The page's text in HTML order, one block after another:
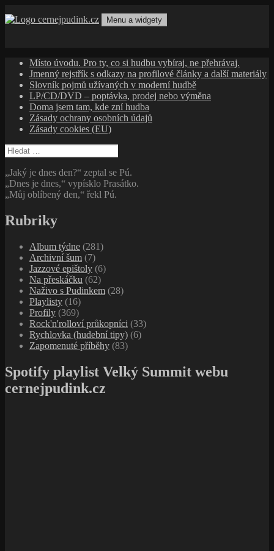
k
Menu a widgety
Místo úvodu. Pro ty, co si hudbu vybíraj, ne přehrávaj.
Jmenný rejstřík s odkazy na profilové články a další materiály
Slovník pojmů užívaných v moderní hudbě
LP/CD/DVD – poptávka, prodej nebo výměna
Doma jsem tam, kde zní hudba
Zásady ochrany osobních údajů
Zásady cookies (EU)
Vyhledávání
„Jaký je dnes den?“ zeptal se Pú.
„Dnes je dnes,“ vypísklo Prasátko.
„Můj oblíbený den,“ řekl Pú.
Rubriky
Album týdne (281)
Archivní šum (7)
Jazzové epištoly (6)
Na přeskáčku (62)
Naživo s Pudinkem (28)
Playlisty (16)
Profily (369)
Rock'n'rolloví průkopníci (33)
Rychlovka (hudební tipy) (6)
Zapomenuté příběhy (83)
Spotify playlist Velký Summit webu
cernejpudink.cz